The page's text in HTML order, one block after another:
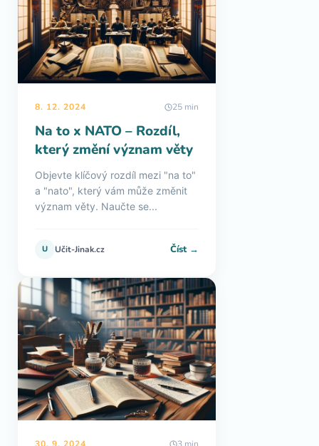
8. 12. 2024 25 min
Na to x NATO – Rozdíl,
který změní význam věty
Objevte klíčový rozdíl mezi "na to"
a "nato", který vám může změnit
význam věty. Naučte se...
U Učit-Jinak.cz Číst →